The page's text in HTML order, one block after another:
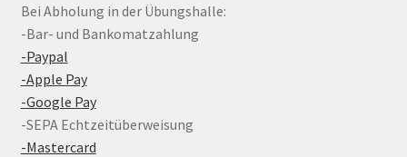
Bei Abholung in der Übungshalle:
-Bar- und Bankomatzahlung
-Paypal
-Apple Pay
-Google Pay
-SEPA Echtzeitüberweisung
-Mastercard